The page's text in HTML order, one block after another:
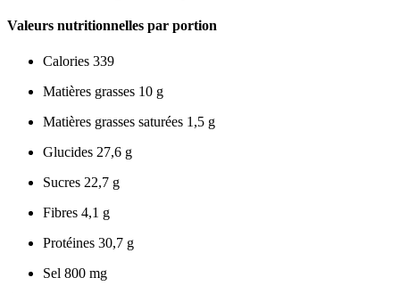
Valeurs nutritionnelles par portion
Calories 339
Matières grasses 10 g
Matières grasses saturées 1,5 g
Glucides 27,6 g
Sucres 22,7 g
Fibres 4,1 g
Protéines 30,7 g
Sel 800 mg